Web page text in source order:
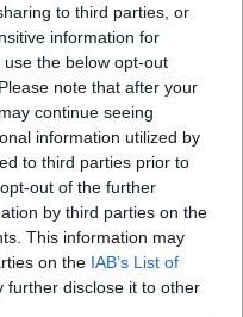
to third parties, or
information for
the below opt-out
note that after your
continue seeing
information utilized by
to third parties prior to
out of the further
by third parties on the
This information may
on the IAB’s List of
further disclose it to other
ο πατέρας ζητά
Θα κλάψετε από